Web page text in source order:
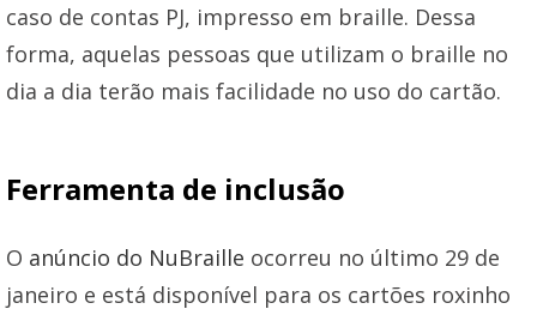
caso de contas PJ, impresso em braille. Dessa
forma, aquelas pessoas que utilizam o braille no
dia a dia terão mais facilidade no uso do cartão.
Ferramenta de inclusão
O anúncio do NuBraille ocorreu no último 29 de
janeiro e está disponível para os cartões roxinho